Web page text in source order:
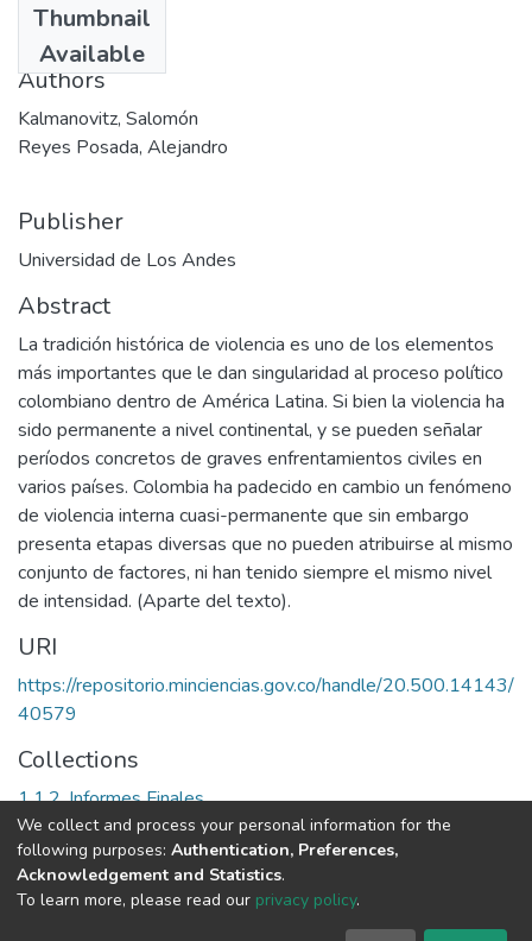
Thumbnail
Available
1987
Authors
Kalmanovitz, Salomón
Reyes Posada, Alejandro
Publisher
Universidad de Los Andes
Abstract
La tradición histórica de violencia es uno de los elementos
más importantes que le dan singularidad al proceso político
colombiano dentro de América Latina. Si bien la violencia ha
sido permanente a nivel continental, y se pueden señalar
períodos concretos de graves enfrentamientos civiles en
varios países. Colombia ha padecido en cambio un fenómeno
de violencia interna cuasi-permanente que sin embargo
presenta etapas diversas que no pueden atribuirse al mismo
conjunto de factores, ni han tenido siempre el mismo nivel
de intensidad. (Aparte del texto).
URI
https://repositorio.minciencias.gov.co/handle/20.500.14143/
40579
Collections
1.1.2. Informes Finales
Full item page
DSpace software copyright © 2002-2026
We collect and process your personal information for the
following purposes: Authentication, Preferences,
Acknowledgement and Statistics.
To learn more, please read our privacy policy.